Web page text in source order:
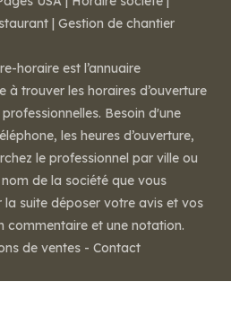
| Gestion de chantier
horaire est l’annuaire
à trouver les horaires d’ouverture
Besoin d'une
les heures d’ouverture,
le professionnel par ville ou
de la société que vous
suite déposer votre avis et vos
commentaire et une notation.
de ventes - Contact